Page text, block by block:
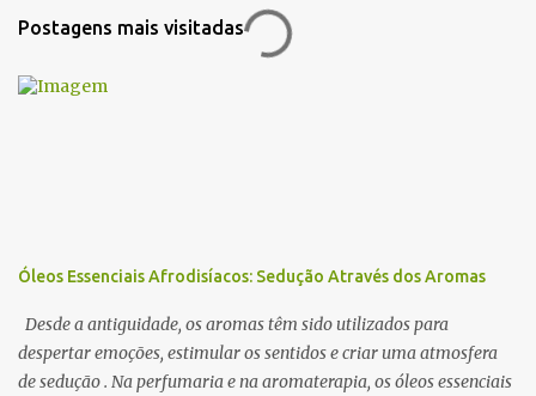
r
Postagens mais visitadas
Óleos Essenciais Afrodisíacos: Sedução Através dos Aromas
Desde a antiguidade, os aromas têm sido utilizados para
despertar emoções, estimular os sentidos e criar uma atmosfera
de sedução . Na perfumaria e na aromaterapia, os óleos essenciais